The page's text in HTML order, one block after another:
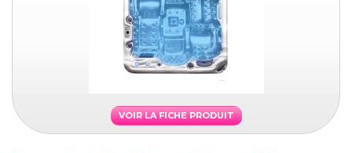
VOIR LA FICHE PRODUIT